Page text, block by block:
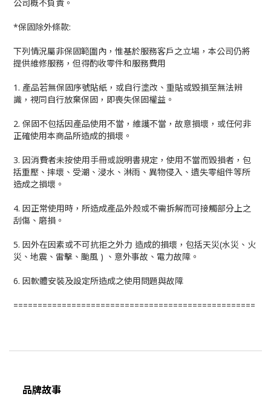
公司概不負責。
*保固除外條款:
下列情況屬非保固範圍內，惟基於服務客戶之立場，本公司仍將
提供維修服務，但得酌收零件和服務費用
1. 產品若無保固序號貼紙，或自行塗改、重貼或毀損至無法辨
識，視同自行放棄保固，即喪失保固權益。
2. 保固不包括因產品使用不當，維護不當，故意損壞，或任何非
正確使用本商品所造成的損壞。
3. 因消費者未按使用手冊或說明書規定，使用不當而毀損者，包
括重壓、摔壞、受潮、浸水、淋雨、異物侵入、遺失零組件等所
造成之損壞。
4. 因正常使用時，所造成產品外殼或不需拆解而可接觸部分上之
刮傷、磨損。
5. 因外在因素或不可抗拒之外力 造成的損壞，包括天災(水災、火
災、地震、雷擊、颱風 ) 、意外事故、電力故障。
6. 因軟體安裝及設定所造成之使用問題與故障
==================================================
品牌故事